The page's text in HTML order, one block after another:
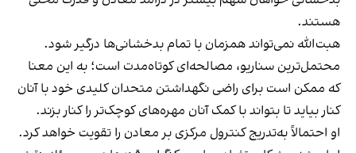
هستند.
هبت‌الله نمی‌تواند همزمان با تمام بدخشانی‌ها درگیر شود.
محتمل‌ترین سناریو، مصالحه‌ای کوتاه‌مدت است؛ به این معنا
که ممکن است برای راضی نگهداشتن متحدان کلیدی خود با آنان
کنار بیاید تا بتواند با کمک آنان مهره‌های کوچک‌تر را کنار بزند.
او احتمالاً به‌تدریج کنترول مرکزی بر معادن را تقویت خواهد کرد.